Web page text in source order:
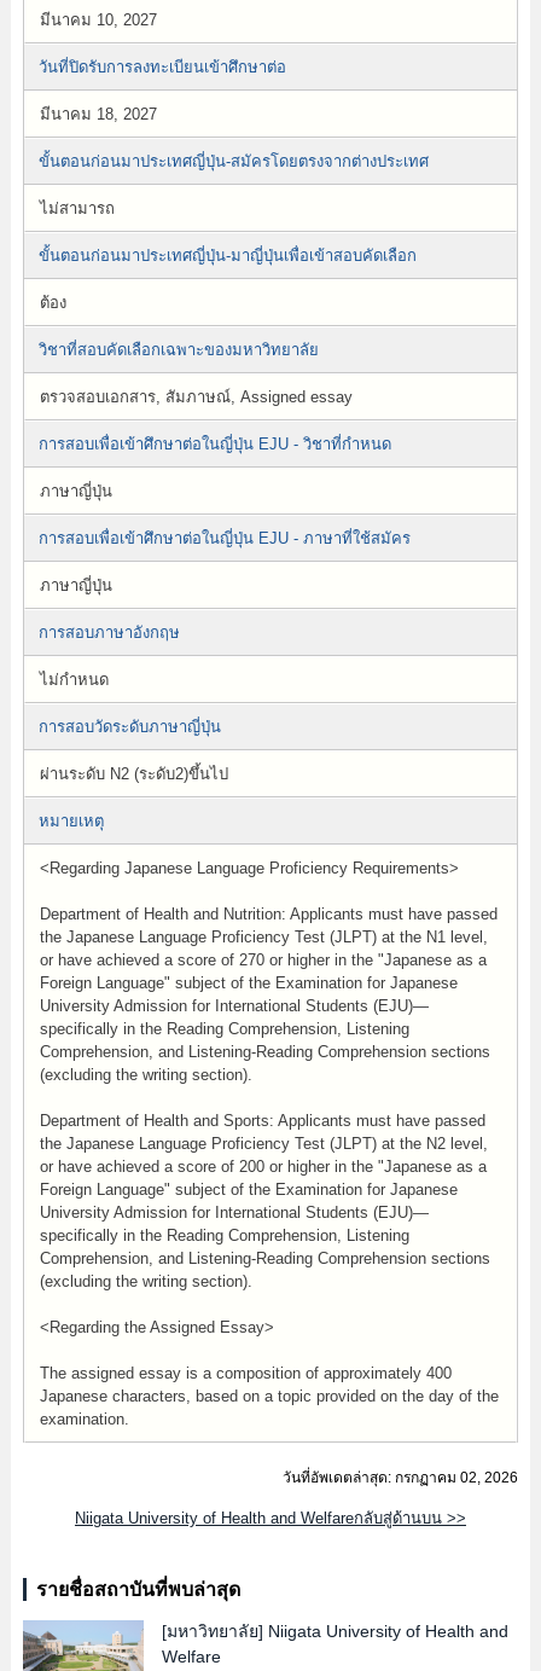
มีนาคม 10, 2027
วันที่ปิดรับการลงทะเบียนเข้าศึกษาต่อ
มีนาคม 18, 2027
ขั้นตอนก่อนมาประเทศญี่ปุ่น-สมัครโดยตรงจากต่างประเทศ
ไม่สามารถ
ขั้นตอนก่อนมาประเทศญี่ปุ่น-มาญี่ปุ่นเพื่อเข้าสอบคัดเลือก
ต้อง
วิชาที่สอบคัดเลือกเฉพาะของมหาวิทยาลัย
ตรวจสอบเอกสาร, สัมภาษณ์, Assigned essay
การสอบเพื่อเข้าศึกษาต่อในญี่ปุ่น EJU - วิชาที่กำหนด
ภาษาญี่ปุ่น
การสอบเพื่อเข้าศึกษาต่อในญี่ปุ่น EJU - ภาษาที่ใช้สมัคร
ภาษาญี่ปุ่น
การสอบภาษาอังกฤษ
ไม่กำหนด
การสอบวัดระดับภาษาญี่ปุ่น
ผ่านระดับ N2 (ระดับ2)ขึ้นไป
หมายเหตุ
<Regarding Japanese Language Proficiency Requirements>
Department of Health and Nutrition: Applicants must have passed
the Japanese Language Proficiency Test (JLPT) at the N1 level,
or have achieved a score of 270 or higher in the "Japanese as a
Foreign Language" subject of the Examination for Japanese
University Admission for International Students (EJU)—
specifically in the Reading Comprehension, Listening
Comprehension, and Listening-Reading Comprehension sections
(excluding the writing section).
Department of Health and Sports: Applicants must have passed
the Japanese Language Proficiency Test (JLPT) at the N2 level,
or have achieved a score of 200 or higher in the "Japanese as a
Foreign Language" subject of the Examination for Japanese
University Admission for International Students (EJU)—
specifically in the Reading Comprehension, Listening
Comprehension, and Listening-Reading Comprehension sections
(excluding the writing section).
<Regarding the Assigned Essay>
The assigned essay is a composition of approximately 400
Japanese characters, based on a topic provided on the day of the
examination.
วันที่อัพเดตล่าสุด: กรกฏาคม 02, 2026
Niigata University of Health and Welfareกลับสู่ด้านบน >>
รายชื่อสถาบันที่พบล่าสุด
[มหาวิทยาลัย] Niigata University of Health and
Welfare